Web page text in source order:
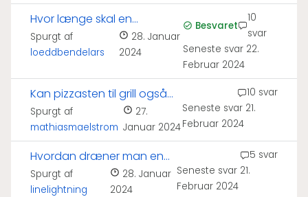
Hvor længe skal en
pizzasten varme i ovn?
Spurgt af
loeddbendelars
28. Januar
2024
Besvaret
10
svar
Seneste svar 22.
Februar 2024
Kan pizzasten til grill også
bruges i ovn?
Spurgt af
mathiasmaelstrom
27.
Januar 2024
10 svar
Seneste svar 21.
Februar 2024
Hvordan dræner man en
mozzarella?
Spurgt af
linelightning
28. Januar
2024
5 svar
Seneste svar 21.
Februar 2024